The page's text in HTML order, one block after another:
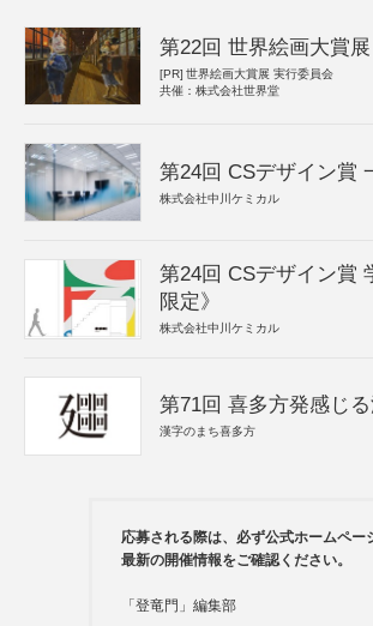
第22回 世界絵画大賞
[PR] 世界絵画大賞展 実行委員会
共催：株式会社世界堂
第24回 CSデザイン賞
株式会社中川ケミカル
第24回 CSデザイン賞
限定》
株式会社中川ケミカル
第71回 喜多方発感じ
漢字のまち喜多方
応募される際は、必ず公式ホームペー
最新の開催情報をご確認ください。
「登竜門」編集部